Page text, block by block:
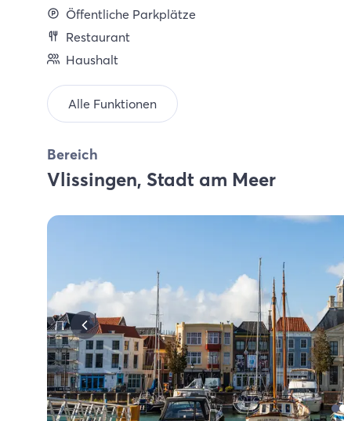
Öffentliche Parkplätze
Restaurant
Haushalt
Alle Funktionen
Bereich
Vlissingen, Stadt am Meer